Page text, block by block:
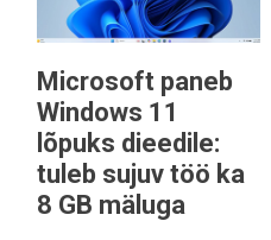
Microsoft paneb
Windows 11
lõpuks dieedile:
tuleb sujuv töö ka
8 GB mäluga